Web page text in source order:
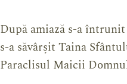
După amiază s-a
s-a săvârșit Taina
Paraclisul Maicii